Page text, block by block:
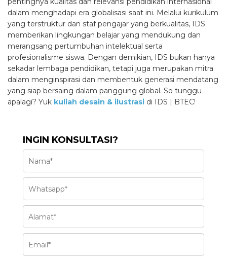
dalam menghadapi era globalisasi saat ini. Melalui kurikulum
yang terstruktur dan staf pengajar yang berkualitas, IDS
memberikan lingkungan belajar yang mendukung dan
merangsang pertumbuhan intelektual serta
profesionalisme siswa. Dengan demikian, IDS bukan hanya
sekadar lembaga pendidikan, tetapi juga merupakan mitra
dalam menginspirasi dan membentuk generasi mendatang
yang siap bersaing dalam panggung global. So tunggu
apalagi? Yuk kuliah desain & ilustrasi di IDS | BTEC!
INGIN KONSULTASI?